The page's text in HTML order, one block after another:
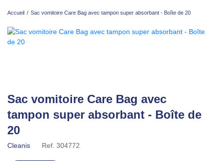
Accueil / Sac vomitoire Care Bag avec tampon super absorbant - Boîte de 20
Sac vomitoire Care Bag avec
tampon super absorbant - Boîte de
20
Cleanis Ref. 304772